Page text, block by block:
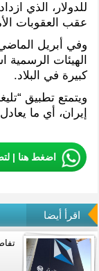
للدولار، الذي
عقب العقوبات
وفي أبريل
الهيئات الرسمية
كبيرة في البلاد.
إيران، أي ما
اضغط هنا |
اقرأ أيضا